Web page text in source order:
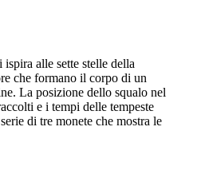
alle sette stelle della
che formano il corpo di un
La posizione dello squalo nel
e i tempi delle tempeste
di tre monete che mostra le